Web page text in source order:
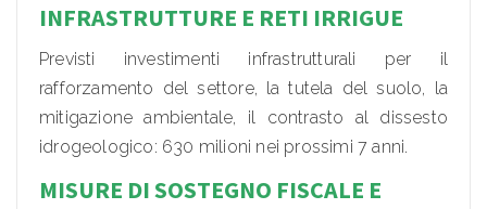
INFRASTRUTTURE E RETI IRRIGUE
Previsti investimenti infrastrutturali per il
rafforzamento del settore, la tutela del suolo, la
mitigazione ambientale, il contrasto al dissesto
idrogeologico: 630 milioni nei prossimi 7 anni.
MISURE DI SOSTEGNO FISCALE E